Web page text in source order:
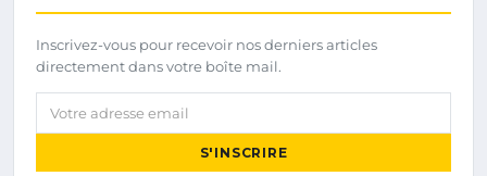
Inscrivez-vous pour recevoir nos derniers articles
directement dans votre boîte mail.
Votre adresse email
S'INSCRIRE